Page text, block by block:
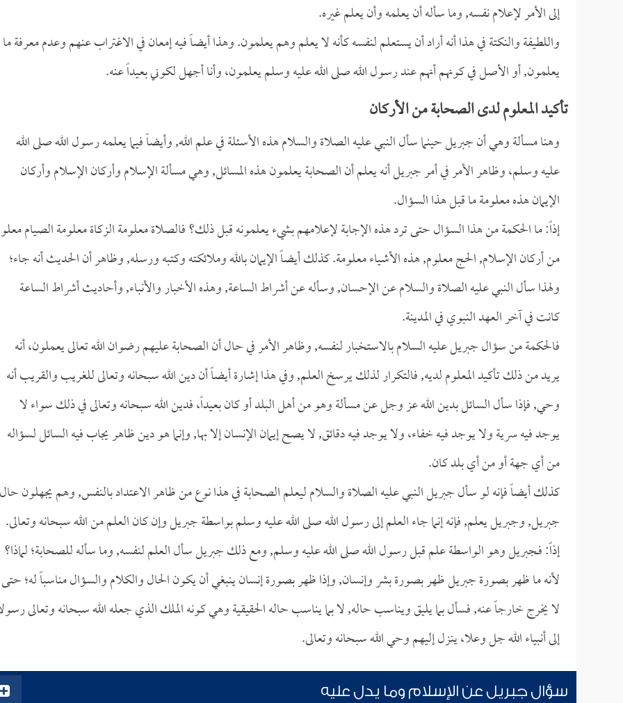
إلى الأمر لإعلام نفسه, وما سأله أن يعلمه وأن يعلم غيره.
واللطيفة والنكتة في هذا أنه أراد أن يستعلم لنفسه كأنه لا يعلم وهم يعلمون. وهذا أيضاً فيه إمعان في الاغتراب عنهم وعدم معرفة ما
يعلمون, أو الأصل في كونهم أنهم عند رسول الله صلى الله عليه وسلم يعلمون، وأنا أجهل لكوني بعيداً عنه.
تأكيد المعلوم لدى الصحابة من الأركان
وهنا مسألة وهي أن جبريل حينما سأل النبي عليه الصلاة والسلام هذه الأسئلة في علم الله, وأيضاً فيما يعلمه رسول الله صلى الله
عليه وسلم، وظاهر الأمر في أمر جبريل أنه يعلم أن الصحابة يعلمون هذه المسائل, وهي مسألة الإسلام وأركان الإسلام وأركان
الإيمان هذه معلومة ما قبل هذا السؤال.
إذاً: ما الحكمة من هذا السؤال حتى ترد هذه الإجابة لإعلامهم بشيء يعلمونه قبل ذلك؟ فالصلاة معلومة الزكاة معلومة الصيام
من أركان الإسلام, الحج معلوم, هذه الأشياء معلومة. كذلك أيضاً الإيمان بالله وملائكته وكتبه ورسله, وظاهر أن الحديث أنه جاء؛
ولهذا سأل النبي عليه الصلاة والسلام عن الإحسان, وسأله عن أشراط الساعة, وهذه الأخبار والأنباء, وأحاديث أشراط الساعة
كانت في آخر العهد النبوي في المدينة.
فالحكمة من سؤال جبريل عليه السلام بالاستخبار لنفسه, وظاهر الأمر في حال أن الصحابة عليهم رضوان الله تعالى يعملون، أنه
يريد من ذلك تأكيد المعلوم لديه, فالتكرار لذلك يرسخ العلم, وفي هذا إشارة أيضاً أن دين الله سبحانه وتعالى للغريب والقريب أنه
وحي, فإذا سأل السائل بدين الله عز وجل عن مسألة وهو من أهل البلد أو كان بعيداً، فدين الله سبحانه وتعالى في ذلك سواء لا
يوجد فيه سرية ولا يوجد فيه خفاء، ولا يوجد فيه دقائق, لا يصح إيمان الإنسان إلا بها, وإنما هو دين ظاهر يجاب فيه السائل لسؤاله
من أي جهة أو من أي بلد كان.
كذلك أيضاً فإنه لو سأل جبريل النبي عليه الصلاة والسلام ليعلم الصحابة في هذا نوع من ظاهر الاعتداد بالنفس, وهم يجهلون حال
جبريل, وجبريل يعلم, فإنه إنما جاء العلم إلى رسول الله صلى الله عليه وسلم بواسطة جبريل وإن كان العلم من الله سبحانه وتعالى.
إذاً: فـجبريل وهو الواسطة علم قبل رسول الله صلى الله عليه وسلم, ومع ذلك جبريل سأل العلم لنفسه, وما سأله للصحابة؛ لماذا؟
لأنه ما ظهر بصورة جبريل ظهر بصورة بشر وإنسان, وإذا ظهر بصورة إنسان ينبغي أن يكون الحال والكلام والسؤال مناسباً له؛ حتى
لا يخرج خارجاً عنه, فسأل بما يليق ويناسب حاله, لا بما يناسب حاله الحقيقية وهي كونه الملك الذي جعله الله سبحانه وتعالى
إلى أنبياء الله جل وعلا، ينزل إليهم وحي الله سبحانه وتعالى.
سؤال جبريل عن الإسلام وما يدل عليه